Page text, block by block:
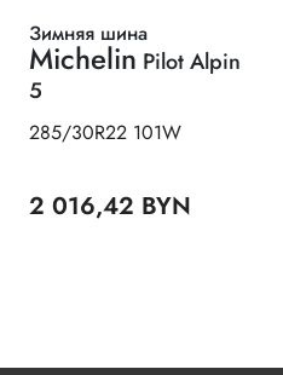
Зимняя шина
Michelin Pilot Alpin
5
285/30R22 101W
2 016,42 BYN